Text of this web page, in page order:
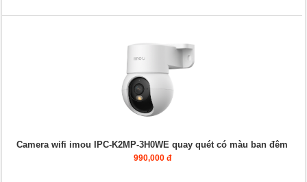
Camera wifi imou IPC-K2MP-3H0WE quay quét có màu ban đêm
990,000 đ